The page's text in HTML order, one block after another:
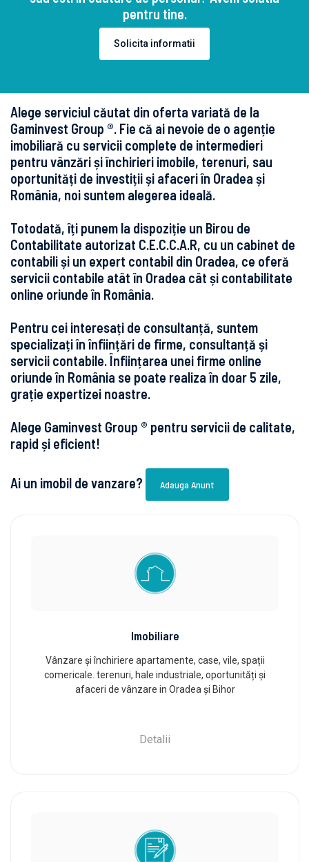
pentru tine.
Solicita informatii
Alege serviciul căutat din oferta variată de la
Gaminvest Group ®. Fie că ai nevoie de o agenție
imobiliară cu servicii complete de intermedieri
pentru vânzări și închirieri imobile, terenuri, sau
oportunități de investiții și afaceri în Oradea și
România, noi suntem alegerea ideală.
Totodată, îți punem la dispoziție un Birou de
Contabilitate autorizat C.E.C.C.A.R, cu un cabinet de
contabili și un expert contabil din Oradea, ce oferă
servicii contabile atât în Oradea cât și contabilitate
online oriunde în România.
Pentru cei interesați de consultanță, suntem
specializați în înființări de firme, consultanță și
servicii contabile. Înființarea unei firme online
oriunde în România se poate realiza în doar 5 zile,
grație expertizei noastre.
Alege Gaminvest Group ® pentru servicii de calitate,
rapid și eficient!
Ai un imobil de vanzare? Adauga Anunt
Imobiliare
Vânzare și închiriere apartamente, case, vile, spații
comericale. terenuri, hale industriale, oportunități și
afaceri de vânzare in Oradea și Bihor
Detalii